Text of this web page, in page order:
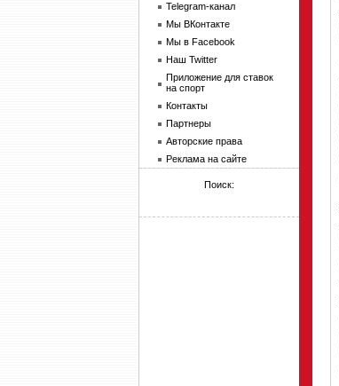
Telegram-канал
Мы ВКонтакте
Мы в Facebook
Наш Twitter
Приложение для ставок
на спорт
Контакты
Партнеры
Авторские права
Реклама на сайте
Поиск: